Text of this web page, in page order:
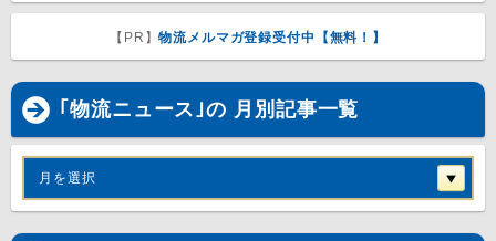
【PR】物流メルマガ登録受付中【無料！】
｢物流ニュース｣の 月別記事一覧
月を選択